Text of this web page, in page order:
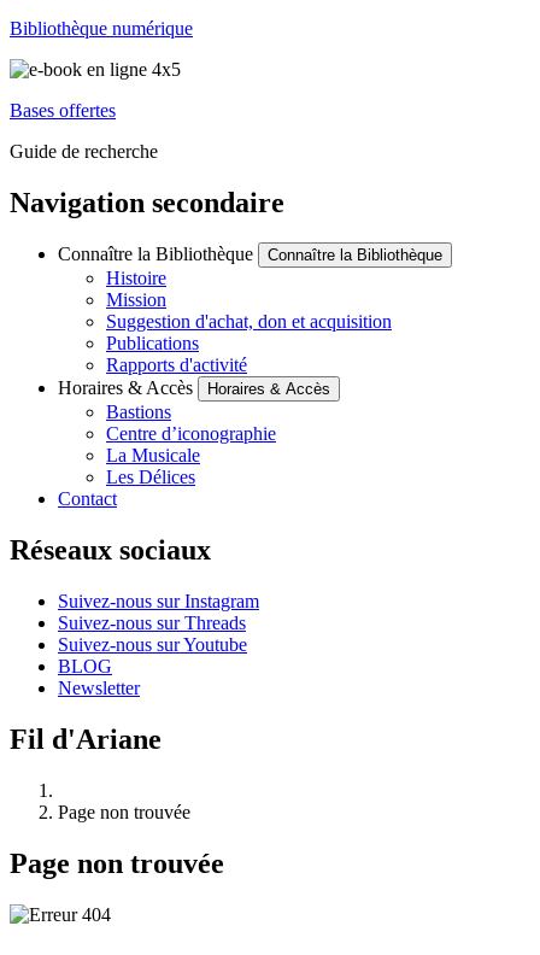
Bibliothèque numérique
Bases offertes
Guide de recherche
Navigation secondaire
Connaître la Bibliothèque Connaître la Bibliothèque
Histoire
Mission
Suggestion d'achat, don et acquisition
Publications
Rapports d'activité
Horaires & Accès
Horaires & Accès
Bastions
Centre d’iconographie
La Musicale
Les Délices
Contact
Réseaux sociaux
Suivez-nous sur Instagram
Suivez-nous sur Threads
Suivez-nous sur Youtube
BLOG
Newsletter
Fil d'Ariane
Page non trouvée
Page non trouvée